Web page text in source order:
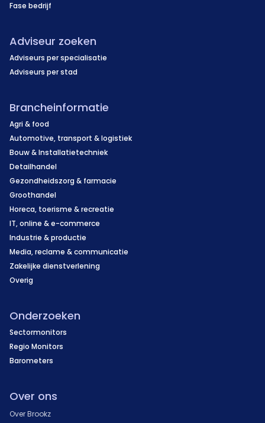
Fase bedrijf
Adviseur zoeken
Adviseurs per specialisatie
Adviseurs per stad
Brancheinformatie
Agri & food
Automotive, transport & logistiek
Bouw & Installatietechniek
Detailhandel
Gezondheidszorg & farmacie
Groothandel
Horeca, toerisme & recreatie
IT, online & e-commerce
Industrie & productie
Media, reclame & communicatie
Zakelijke dienstverlening
Overig
Onderzoeken
Sectormonitors
Regio Monitors
Barometers
Over ons
Over Brookz